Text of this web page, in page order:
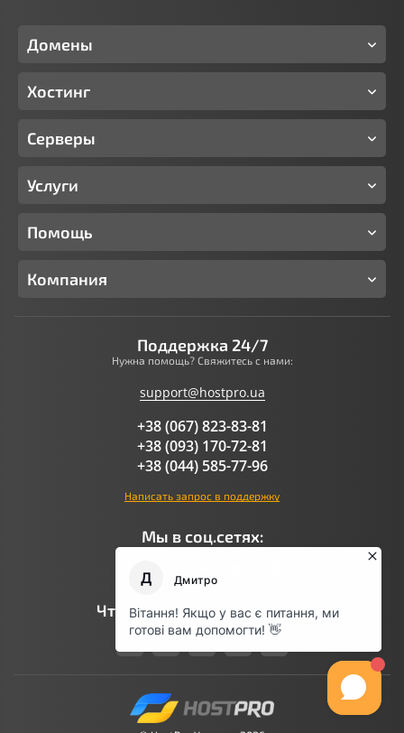
Домены
Хостинг
Серверы
Услуги
Помощь
Компания
Поддержка 24/7
Нужна помощь? Свяжитесь с нами:
support@hostpro.ua
+38 (067) 823-83-81
+38 (093) 170-72-81
+38 (044) 585-77-96
Написать запрос в поддержку
Мы в соц.сетях:
Что говорит AI про Hostpro